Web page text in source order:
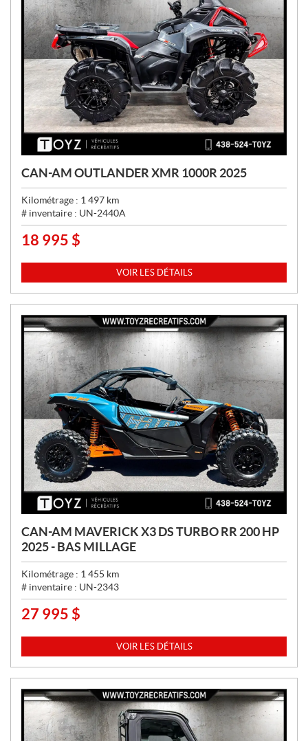
CAN-AM OUTLANDER XMR 1000R 2025
Kilométrage : 1 497 km
# inventaire : UN-2440A
P
X
:
18 995 $
VOIR LES DÉTAILS
CAN-AM MAVERICK X3 DS TURBO RR 200 HP
2025 - BAS MILLAGE
Kilométrage : 1 455 km
# inventaire : UN-2343
P
X
:
27 995 $
VOIR LES DÉTAILS